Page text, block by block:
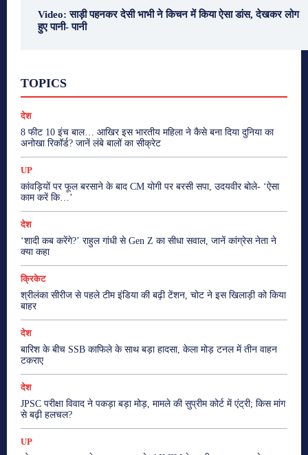
Video: साड़ी पहनकर देसी भाभी ने किचन में किया ऐसा डांस, देखकर लोग
हुए पानी- पानी
TOPICS
वास्तु शास्त्र
More
देश
8 फीट 10 इंच बाल… आखिर इस भारतीय महिला ने कैसे बना दिया दुनिया का
अनोखा रिकॉर्ड? जानें लंबे बालों का सीक्रेट
UP
कांवड़ियों पर फूल बरसाने के बाद CM योगी पर बरसी सपा, उदयवीर बोले- ‘ऐसा
काम करें कि…’
देश
‘शादी कब करेंगे?’ राहुल गांधी से Gen Z का सीधा सवाल, जानें कांग्रेस नेता ने
क्या कहा
क्रिकेट
श्रीलंका सीरीज से पहले टीम इंडिया की बढ़ी टेंशन, चोट ने इस खिलाड़ी को किया
बाहर
देश
बारिश के बीच SSB काफिले के साथ बड़ा हादसा, केला मोड़ टनल में तीन वाहन
टकराए
देश
JPSC परीक्षा विवाद ने पकड़ा बड़ा मोड़, मामले की सुप्रीम कोर्ट में एंट्री; किस मांग
से बढ़ी हलचल?
UP